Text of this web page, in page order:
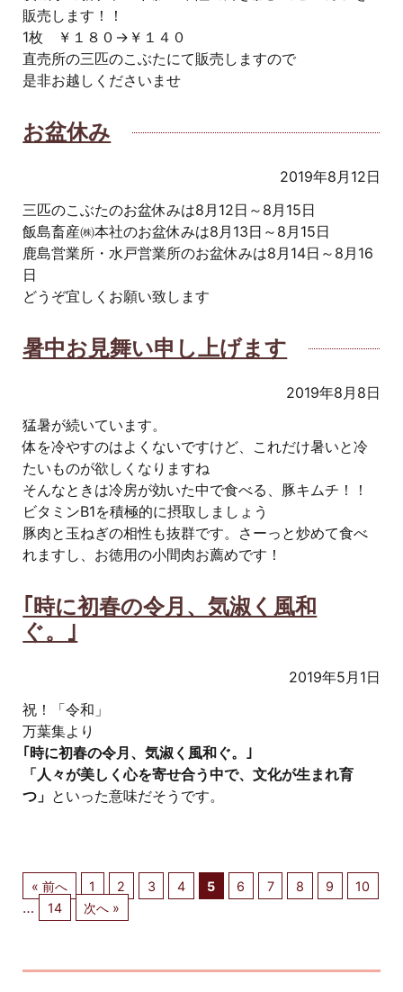
販売します！！
1枚 ￥１８０→￥１４０
直売所の三匹のこぶたにて販売しますので
是非お越しくださいませ
お盆休み
2019年8月12日
三匹のこぶたのお盆休みは8月12日～8月15日
飯島畜産㈱本社のお盆休みは8月13日～8月15日
鹿島営業所・水戸営業所のお盆休みは8月14日～8月16
日
どうぞ宜しくお願い致します
暑中お見舞い申し上げます
2019年8月8日
猛暑が続いています。
体を冷やすのはよくないですけど、これだけ暑いと冷
たいものが欲しくなりますね
そんなときは冷房が効いた中で食べる、豚キムチ！！
ビタミンB1を積極的に摂取しましょう
豚肉と玉ねぎの相性も抜群です。さーっと炒めて食べ
れますし、お徳用の小間肉お薦めです！
｢時に初春の令月、気淑く風和
ぐ。｣
2019年5月1日
祝！「令和」
万葉集より
｢時に初春の令月、気淑く風和ぐ。｣
「人々が美しく心を寄せ合う中で、文化が生まれ育
つ」 といった意味だそうです。
« 前へ 1 2 3 4 5 6 7 8 9 10
… 14 次へ »